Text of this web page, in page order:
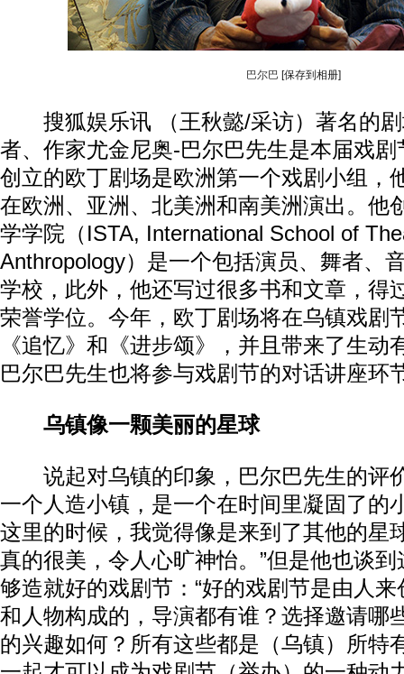
巴尔巴 [保存到相册]
搜狐娱乐讯 （王秋懿/采访）著名的剧
者、作家尤金尼奥-巴尔巴先生是本届戏
创立的欧丁剧场是欧洲第一个戏剧小组，
在欧洲、亚洲、北美洲和南美洲演出。他
学学院（ISTA, International School of
Anthropology）是一个包括演员、舞者、
学校，此外，他还写过很多书和文章，得
荣誉学位。今年，欧丁剧场将在乌镇戏剧
《追忆》和《进步颂》，并且带来了生动
巴尔巴先生也将参与戏剧节的对话讲座环
乌镇像一颗美丽的星球
说起对乌镇的印象，巴尔巴先生的评
一个人造小镇，是一个在时间里凝固了的
这里的时候，我觉得像是来到了其他的星
真的很美，令人心旷神怡。”但是他也谈
够造就好的戏剧节：“好的戏剧节是由人
和人物构成的，导演都有谁？选择邀请哪
的兴趣如何？所有这些都是（乌镇）所特